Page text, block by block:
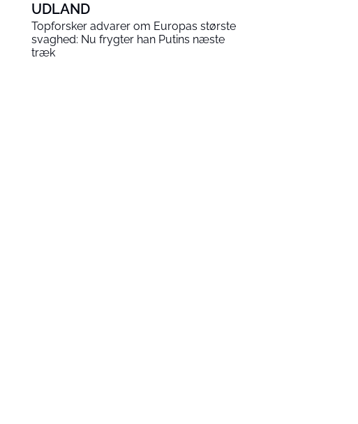
UDLAND
Topforsker advarer om Europas største
svaghed: Nu frygter han Putins næste
træk